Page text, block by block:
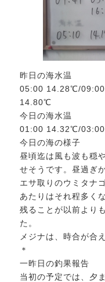
昨日の海水温
05:00 14.28℃/
14.80℃
今日の海水温
01:00 14.32℃/
今日の海の様子
昼頃迄は風も波も穏
せそうです。昼過ぎ
エサ取りのウミタナ
あたりはそれ程多く
残ることが以前より
た。
メジナは、時合が合
＊
一昨日の釣果報告
当初の予定では、夕